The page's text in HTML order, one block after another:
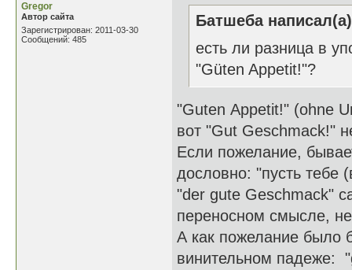
Gregor
Автор сайта
Зарегистрирован: 2011-03-30
Сообщений: 485
Батшеба
есть ли разница в
"Güten Appetit!"?
"Guten Аppetit!" (ohne
вот "Gut Geschmack!"
Если пожелание,
дословно: "пусть тебе
"der gute Geschmack"
переносном смысле,
А как пожелание было
винительном падеже: